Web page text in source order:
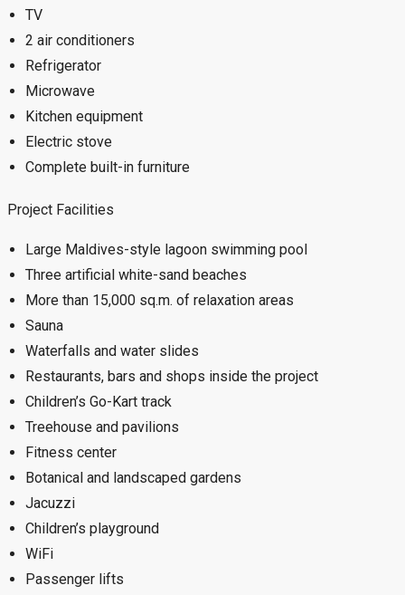
TV
2 air conditioners
Refrigerator
Microwave
Kitchen equipment
Electric stove
Complete built-in furniture
Project Facilities
Large Maldives-style lagoon swimming pool
Three artificial white-sand beaches
More than 15,000 sq.m. of relaxation areas
Sauna
Waterfalls and water slides
Restaurants, bars and shops inside the project
Children’s Go-Kart track
Treehouse and pavilions
Fitness center
Botanical and landscaped gardens
Jacuzzi
Children’s playground
WiFi
Passenger lifts